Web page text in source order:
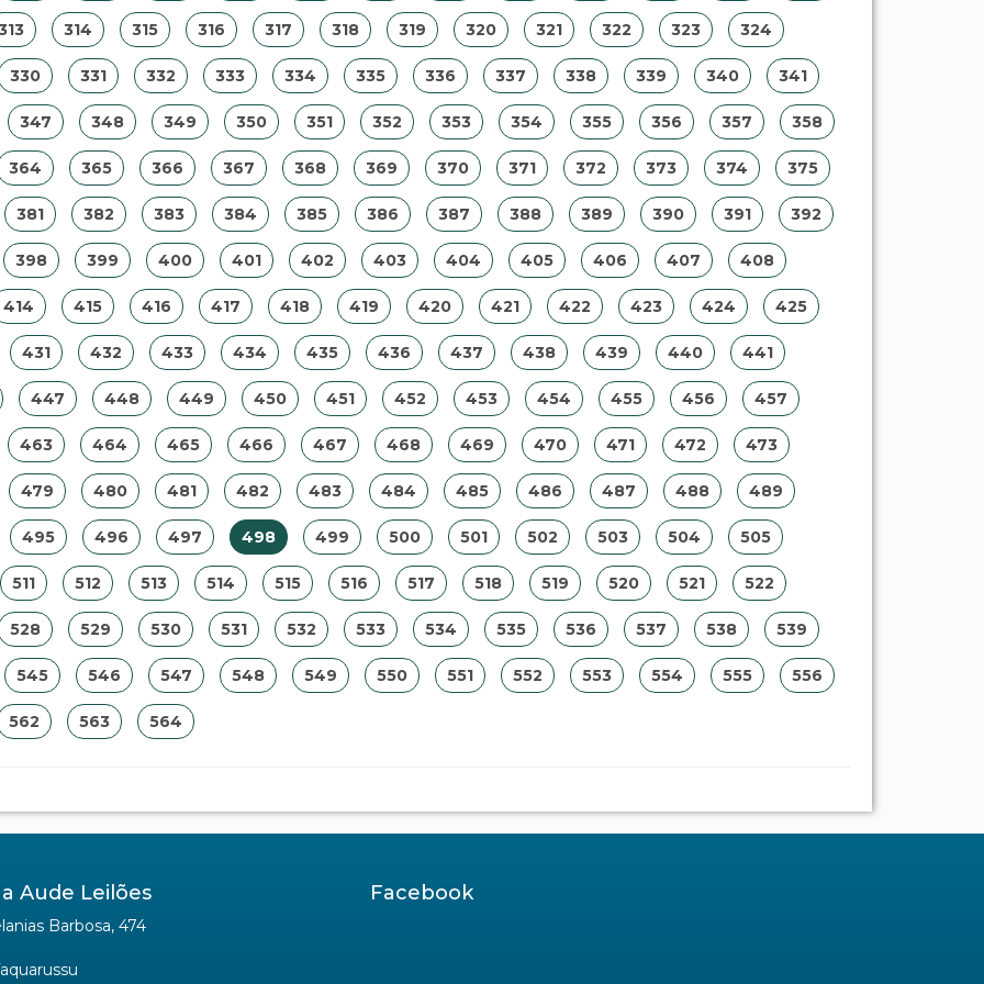
314 315 316 317 318 319 320 321 322 323 324
330 331 332 333 334 335 336 337 338 339 340 341
347 348 349 350 351 352 353 354 355 356 357 358
364 365 366 367 368 369 370 371 372 373 374 375
381 382 383 384 385 386 387 388 389 390 391 392
398 399 400 401 402 403 404 405 406 407 408
414 415 416 417 418 419 420 421 422 423 424 425
431 432 433 434 435 436 437 438 439 440 441
447 448 449 450 451 452 453 454 455 456 457
463 464 465 466 467 468 469 470 471 472 473
479 480 481 482 483 484 485 486 487 488 489
495 496 497 498 499 500 501 502 503 504 505
511 512 513 514 515 516 517 518 519 520 521 522
528 529 530 531 532 533 534 535 536 537 538 539
545 546 547 548 549 550 551 552 553 554 555 556
562 563 564
Aude Leilões
Barbosa, 474
Facebook